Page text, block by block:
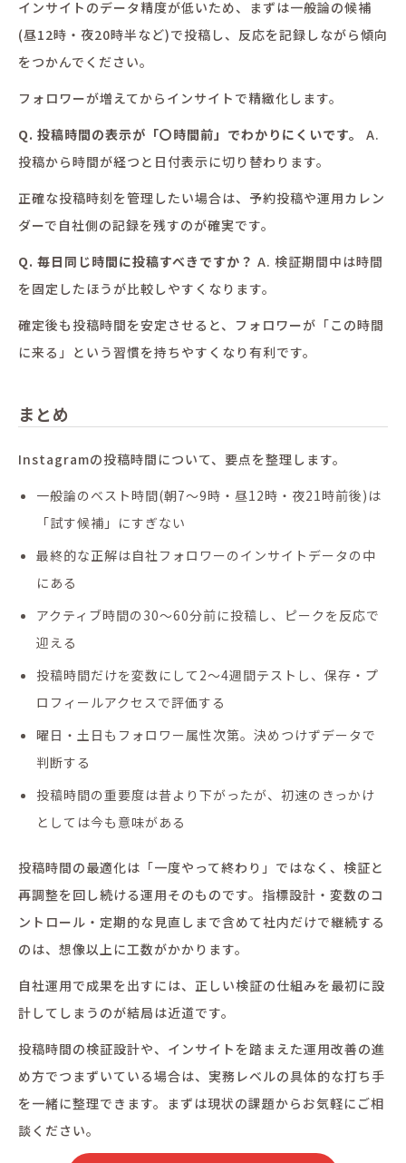
インサイトのデータ精度が低いため、まずは一般論の候補
(昼12時・夜20時半など)で投稿し、反応を記録しながら傾向
をつかんでください。
フォロワーが増えてからインサイトで精緻化します。
Q. 投稿時間の表示が「〇時間前」でわかりにくいです。
A.
投稿から時間が経つと日付表示に切り替わります。
正確な投稿時刻を管理したい場合は、予約投稿や運用カレン
ダーで自社側の記録を残すのが確実です。
Q. 毎日同じ時間に投稿すべきですか？ A. 検証期間中は時間
を固定したほうが比較しやすくなります。
確定後も投稿時間を安定させると、フォロワーが「この時間
に来る」という習慣を持ちやすくなり有利です。
まとめ
Instagramの投稿時間について、要点を整理します。
一般論のベスト時間(朝7〜9時・昼12時・夜21時前後)は
「試す候補」にすぎない
最終的な正解は自社フォロワーのインサイトデータの中
にある
アクティブ時間の30〜60分前に投稿し、ピークを反応で
迎える
投稿時間だけを変数にして2〜4週間テストし、保存・プ
ロフィールアクセスで評価する
曜日・土日もフォロワー属性次第。決めつけずデータで
判断する
投稿時間の重要度は昔より下がったが、初速のきっかけ
としては今も意味がある
投稿時間の最適化は「一度やって終わり」ではなく、検証と
再調整を回し続ける運用そのものです。指標設計・変数のコ
ントロール・定期的な見直しまで含めて社内だけで継続する
のは、想像以上に工数がかかります。
自社運用で成果を出すには、正しい検証の仕組みを最初に設
計してしまうのが結局は近道です。
投稿時間の検証設計や、インサイトを踏まえた運用改善の進
め方でつまずいている場合は、実務レベルの具体的な打ち手
を一緒に整理できます。まずは現状の課題からお気軽にご相
談ください。